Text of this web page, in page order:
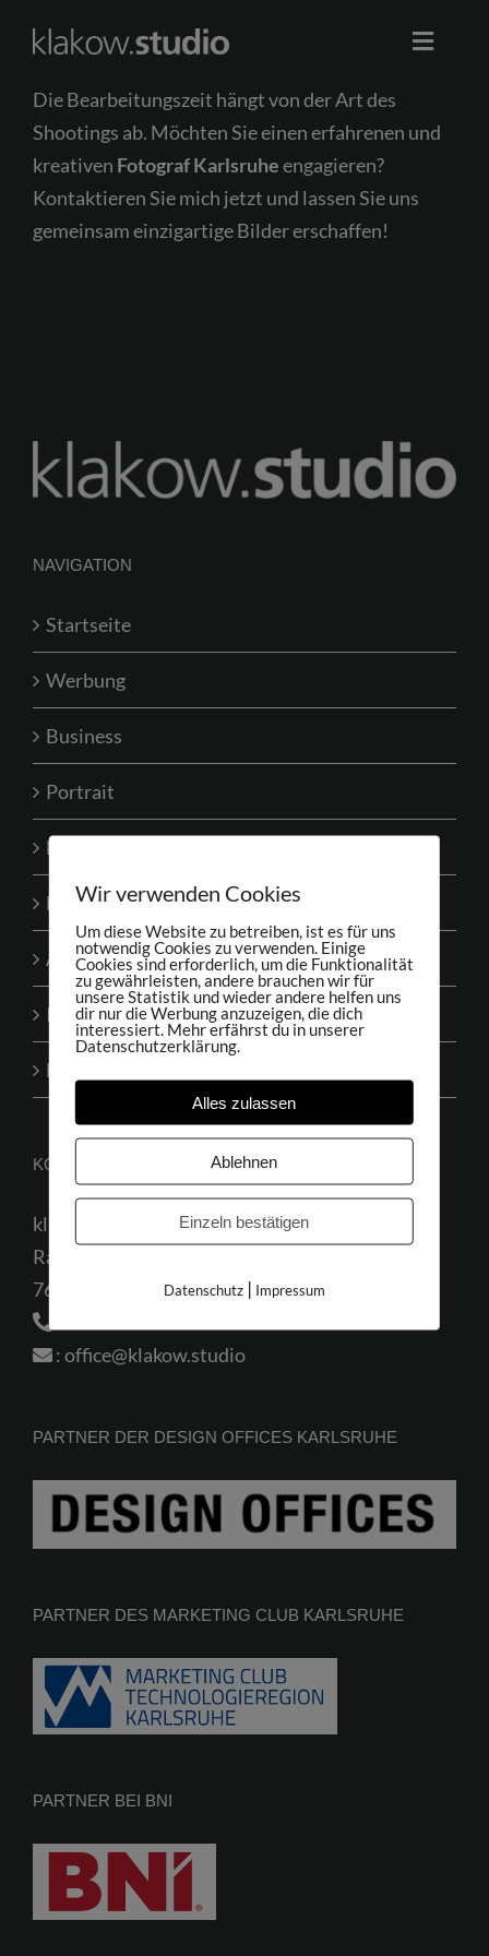
Toggle
Start
Werbung
Business
0178 2611422
Die Bearbeitungszeit hängt von der Art des
Shootings ab. Möchten Sie einen erfahrenen und
kreativen Fotograf Karlsruheengagieren?
Kontaktieren Sie mich jetzt und lassen Sie uns
gemeinsam einzigartige Bilder erschaffen!
NAVIGATION
Startseite
Werbung
Business
Portrait
Event
Bewertungen
AGBs
Impressum
Datenschutzerklärung
KONTAKT
klakow.studio
Rastatter Str. 75
76199 Karlsruhe
:office@klakow.studio
PARTNER DER DESIGN OFFICES KARLSRUHE
PARTNER DES MARKETING CLUB KARLSRUHE
PARTNER BEI BNI
Wir verwenden Cookies
Um diese Website zu betreiben, ist es für uns
notwendig Cookies zu verwenden. Einige
Cookies sind erforderlich, um die Funktionalität
zu gewährleisten, andere brauchen wir für
unsere Statistik und wieder andere helfen uns
dir nur die Werbung anzuzeigen, die dich
interessiert. Mehr erfährst du in unserer
Datenschutzerklärung.
Alles zulassen
Ablehnen
Einzeln bestätigen
Datenschutz| Impressum